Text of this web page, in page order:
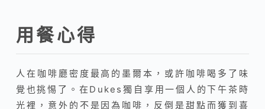
用餐心得
人在咖啡廳密度最高的墨爾本，或許咖啡喝多了味
覺也挑惕了。在Dukes獨自享用一個人的下午茶時
光裡，意外的不是因為咖啡，反倒是甜點而獲到喜